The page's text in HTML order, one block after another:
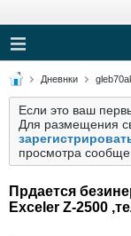
Дневнки
Если это ваш
Для размещения
просмотра
Прдается
Exceler Z-2500